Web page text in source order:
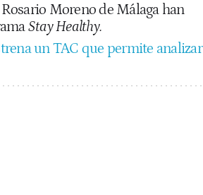
Moreno de Málaga han
Stay Healthy.
un TAC que permite analizar